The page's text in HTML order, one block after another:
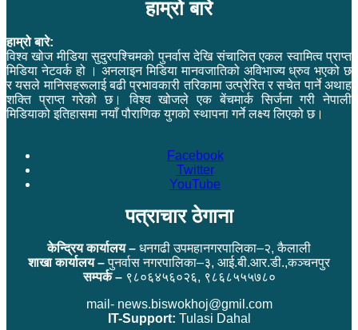
हाम्रो बारे
हाम्रो बारे:
विश्व खोज मीडिया सुदुरपश्चिमको पुनर्वास देखि संचालित एकल स्वामित्व प्राप्त
मिडिया नेटवर्क हो । अनलाइन मिडिया मानवजातिको अविभाज्य ध्रुव भएको छ
र यसले मानिसहरूलाई बढी प्रभावकारी तरिकामा उत्प्रेरित र सचेत पार्ने अथाह
शक्ति प्राप्त गरेको छ। विश्व खोजले एक बेंचमार्क सिर्जना गरी नेपाली
मिडियाको इतिहासमा नयाँ पौराणिक युगको स्थापना गर्ने लक्ष्य लिएको छ।
Facebook
Twitter
YouTube
पत्राचार ठेगाना
केन्द्रिय कार्यालय – धनगढी उपमहानगरपालिका–२, कैलाली
शाखा कार्यालय –पुनर्वास नगरपालिका–३, आई.बी.आर.डी.,कञ्चनपुर
सम्पर्क –९८०६४५६०२६, ९८६८५५५७८०
mail- news.biswokhoj@gmil.com
IT-Support: Tulasi Dahal